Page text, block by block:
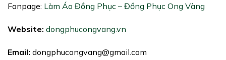
Fanpage: Làm Áo Đồng Phục – Đồng Phục Ong Vàng
Website: dongphucongvang.vn
Email: dongphucongvang@gmail.com